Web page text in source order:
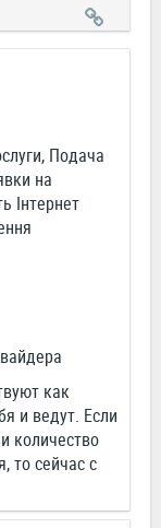
Подача
на
Інтернет
как
и ведут. Если
количество
то сейчас с